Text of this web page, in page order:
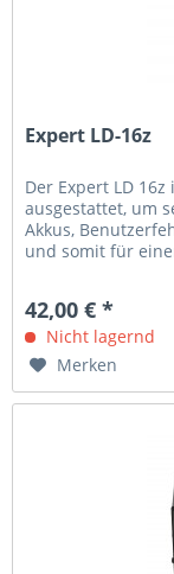
Expert LD-16z
Der Expert LD
ausgestattet, um
Akkus,
und somit für
42,00 € *
Nicht lagernd
Merken